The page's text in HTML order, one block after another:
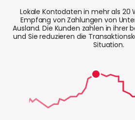
Lokale Kontodaten in mehr als 20
Empfang von Zahlungen von
Ausland. Die Kunden zahlen in ihrer
und Sie reduzieren die
Situation.